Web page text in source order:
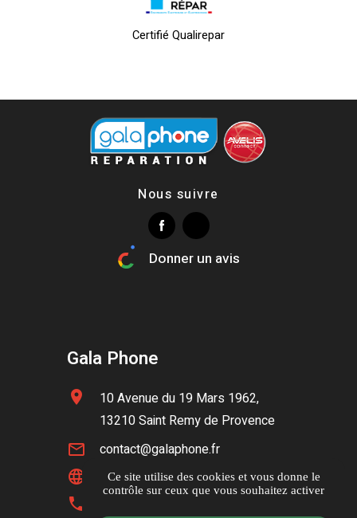
Certifié Qualirepar
Nous suivre
Donner un avis
Gala Phone
location_on
10 Avenue du 19 Mars 1962,
13210 Saint Remy de Provence
mail_outline
contact@galaphone.fr
language
www.galaphone.fr
phone
Ce site utilise des cookies et vous donne le
contrôle sur ceux que vous souhaitez activer